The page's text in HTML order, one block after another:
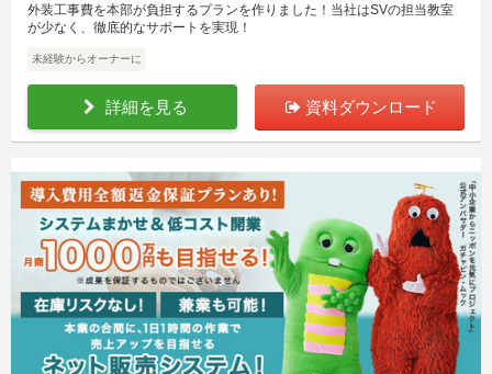
外装工事費を本部が負担するプランを作りました！当社はSVの担当教室
が少なく、徹底的なサポートを実現！
未経験からオーナーに
詳細を見る 資料ダウンロード